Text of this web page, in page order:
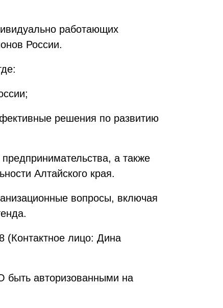
работающих
России.
решения по развитию
а также
Алтайского края.
вопросы, включая
(Контактное лицо: Дина
быть авторизованными на